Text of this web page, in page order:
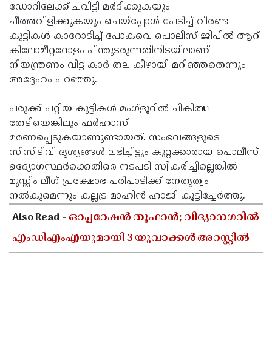
ഡോറിലേക്ക് ചവിട്ടി മർദിക്കുകയും
ചീത്തവിളിക്കുകയും ചെയ്പ്പോൾ പേടിച്ച് വിരണ്ട
കുട്ടികൾ കാറോടിച്ച് പോകവെ പൊലീസ് ജിപിൽ ആറ്
കിലോമീറ്ററോളം പിന്തുടരുന്നതിനിടയിലാണ്
നിയന്ത്രണം വിട്ട കാർ തല കീഴായി മറിഞ്ഞതെന്നും
അദ്ദേഹം പറഞ്ഞു.
പരുക്ക് പറ്റിയ കുട്ടികൾ മംഗ്ളൂറിൽ ചികിത്സ
തേടിയെങ്കിലും ഫർഹാസ്
മരണപ്പെടുകയാണുണ്ടായത്. സംഭവങ്ങളുടെ
സിസിടിവി ദൃശ്യങ്ങൾ ലഭിച്ചിട്ടും കുറ്റക്കാരായ പൊലീസ്
ഉദ്യോഗസ്ഥർക്കെതിരെ നടപടി സ്വീകരിച്ചില്ലെങ്കിൽ
മുസ്ലിം ലീഗ് പ്രക്ഷോഭ പരിപാടിക്ക് നേതൃത്വം
നൽകുമെന്നും കല്ലട്ര മാഹിൻ ഹാജി കൂട്ടിച്ചേർത്തു.
Also Read -ഓപ്പറേഷൻ തൂഫാൻ; വിദ്യാനഗറിൽ
എംഡിഎംഎയുമായി 3 യുവാക്കൾ അറസ്റ്റിൽ